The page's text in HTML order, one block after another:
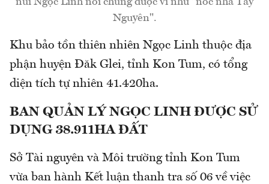
Nguyên".
Khu bảo tồn thiên nhiên Ngọc Linh thuộc địa
phận huyện Đăk Glei, tỉnh Kon Tum, có tổng
diện tích tự nhiên 41.420ha.
BAN QUẢN LÝ NGỌC LINH ĐƯỢC SỬ
DỤNG 38.911HA ĐẤT
Sở Tài nguyên và Môi trường tỉnh Kon Tum
vừa ban hành Kết luận thanh tra số 06 về việc